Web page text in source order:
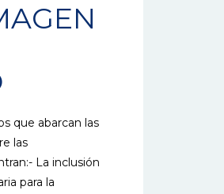
que abarcan las
las
La inclusión
para la